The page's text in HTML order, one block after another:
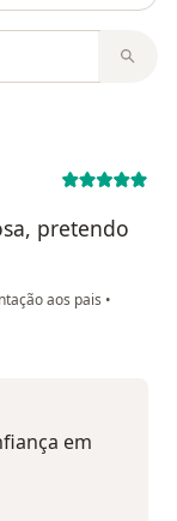
pretendo
aos pais •
em